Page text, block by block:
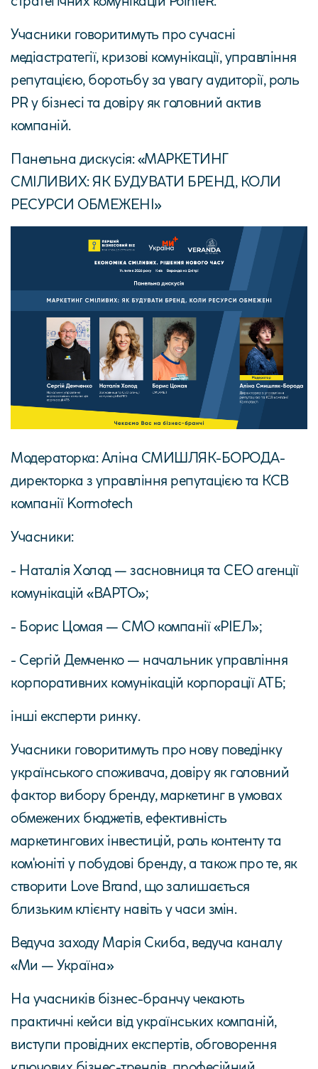
Учасники говоритимуть про сучасні
медіастратегії, кризові комунікації, управління
репутацією, боротьбу за увагу аудиторії, роль
PR у бізнесі та довіру як головний актив
компаній.
Панельна дискусія: «МАРКЕТИНГ
СМІЛИВИХ: ЯК БУДУВАТИ БРЕНД, КОЛИ
РЕСУРСИ ОБМЕЖЕНІ»
Модераторка: Аліна СМИШЛЯК-БОРОДА-
директорка з управління репутацією та КСВ
компанії Kormotech
Учасники:
- Наталія Холод — засновниця та CEO агенції
комунікацій «ВАРТО»;
- Борис Цомая — CMO компанії «РІЕЛ»;
- Сергій Демченко — начальник управління
корпоративних комунікацій корпорації АТБ;
інші експерти ринку.
Учасники говоритимуть про нову поведінку
українського споживача, довіру як головний
фактор вибору бренду, маркетинг в умовах
обмежених бюджетів, ефективність
маркетингових інвестицій, роль контенту та
ком'юніті у побудові бренду, а також про те, як
створити Love Brand, що залишається
близьким клієнту навіть у часи змін.
Ведуча заходу Марія Скиба, ведуча каналу
«Ми — Україна»
На учасників бізнес-бранчу чекають
практичні кейси від українських компаній,
виступи провідних експертів, обговорення